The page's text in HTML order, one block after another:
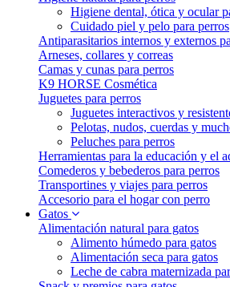
Higiene dental, ótica y ocular
Cuidado piel y pelo para perros
Antiparasitarios internos y externos
Arneses, collares y correas
Camas y cunas para perros
K9 HORSE Cosmética
Juguetes para perros
Juguetes interactivos y
Pelotas, nudos, cuerdas y
Peluches para perros
Herramientas para la educación y el
Comederos y bebederos para perros
Transportines y viajes para perros
Accesorio para el hogar con perro
Gatos
Alimentación natural para gatos
Alimento húmedo para gatos
Alimentación seca para gatos
Leche de cabra maternizada